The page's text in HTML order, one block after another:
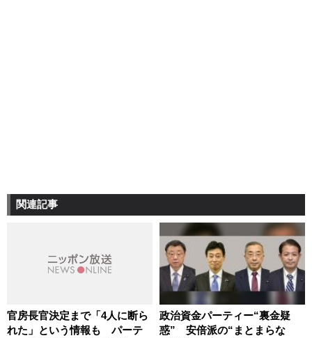
関連記事
官房長官決定まで「4人に断ら
れた」という情報も パーテ
政治資金パーティー“裏金疑
惑” 安倍派の“まとまらな